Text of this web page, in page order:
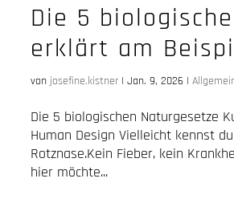
Die 5
erklärt am
von josefine.kistner| Jan. 9, 2026 |
Die 5 biologischen Naturgesetze
Human Design Vielleicht kennst
Rotznase.Kein Fieber, kein
hier möchte...